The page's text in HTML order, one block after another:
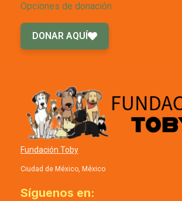
Opciones de donación
DONAR AQUÍ
Fundación Toby
Ciudad de México, México
Síguenos en: